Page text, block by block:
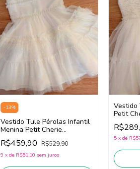
-13%
Vestido Tule Pérolas Infantil
Menina Petit Cherie
113123290 (Branco)
R$459,90 R$529,90
9 x de R$51,10 sem juros
Vestido
Petit
(Branco)
5 x de